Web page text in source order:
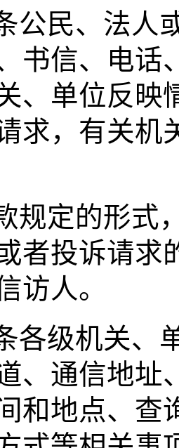
公民、法人
书信、电话
、单位反映
求，有关机
规定的形式
者投诉请求
访人。
各级机关、
、通信地址
和地点、查